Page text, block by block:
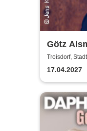
Götz
Troisdorf,
17.04.2027